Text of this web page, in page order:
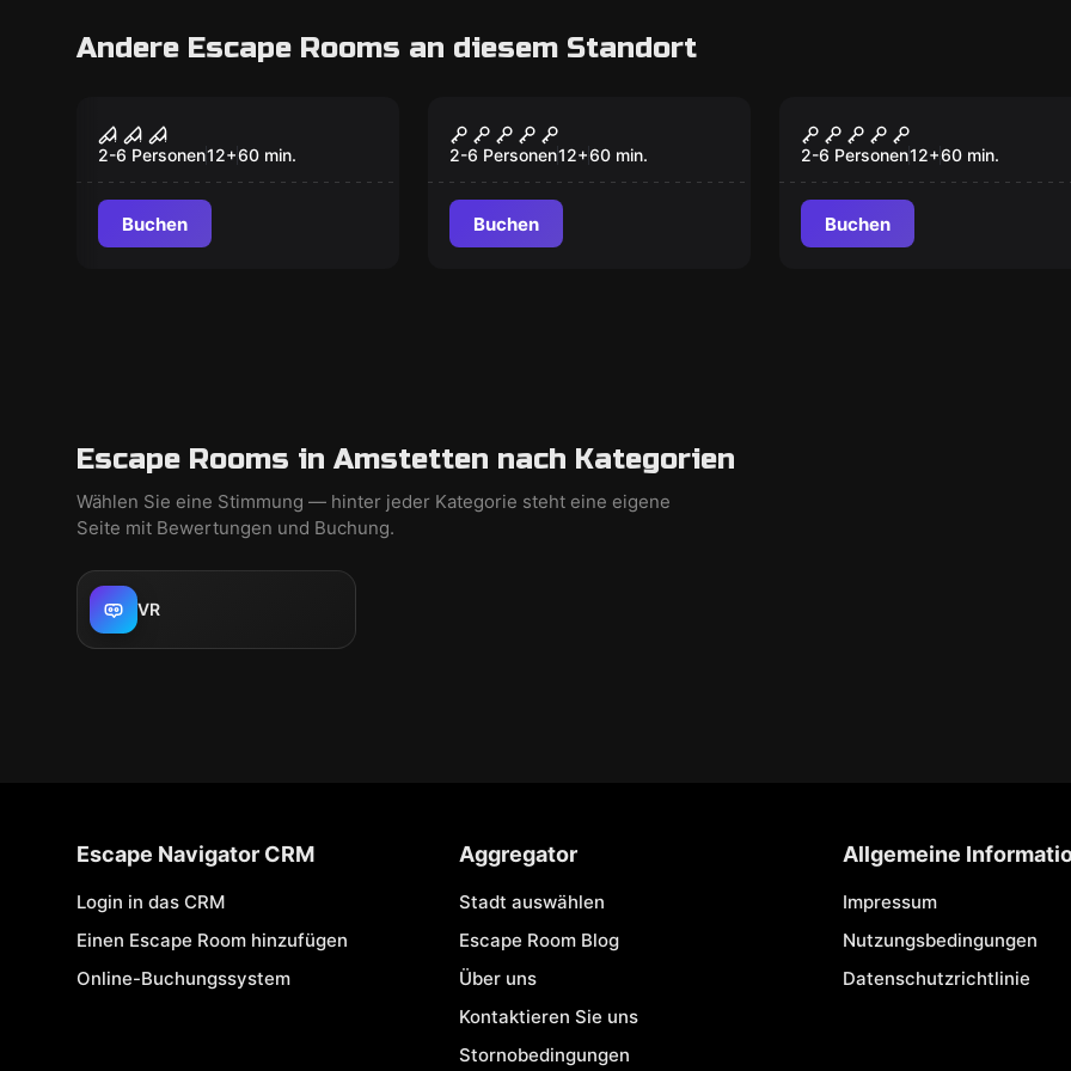
Andere Escape Rooms an diesem Standort
The Beast
2-6 Personen12+60 min.
Buchen
Magic World
2-6 Personen12+60 min.
Buchen
Prison Break
2-6 Personen12+60 min.
Buchen
Escape Rooms in Amstetten nach Kategorien
Wählen Sie eine Stimmung — hinter jeder Kategorie steht eine eigene
Seite mit Bewertungen und Buchung.
VR
Escape Navigator CRM
Login in das CRM
Einen Escape Room hinzufügen
Online-Buchungssystem
Aggregator
Stadt auswählen
Escape Room Blog
Über uns
Kontaktieren Sie uns
Stornobedingungen
Allgemeine
Impressum
Nutzungsbedingungen
Datenschutzrichtlinie